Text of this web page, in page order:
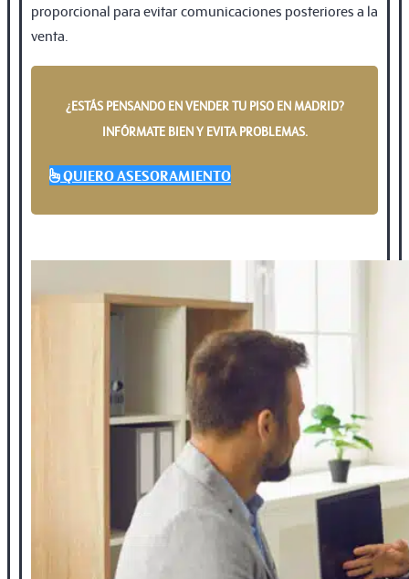
proporcional para evitar comunicaciones posteriores a la
venta.
¿ESTÁS PENSANDO EN VENDER TU PISO EN MADRID?
INFÓRMATE BIEN Y EVITA PROBLEMAS.
QUIERO ASESORAMIENTO